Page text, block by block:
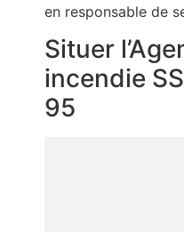
en responsable de
Situer
incendie
95